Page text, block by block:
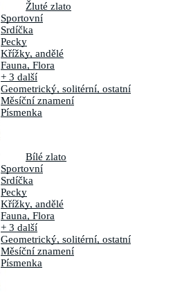
Žluté zlato
Sportovní
Srdíčka
Pecky
Křížky, andělé
Fauna, Flora
+ 3 další
Geometrický, solitérní, ostatní
Měsíční znamení
Písmenka
Bílé zlato
Sportovní
Srdíčka
Pecky
Křížky, andělé
Fauna, Flora
+ 3 další
Geometrický, solitérní, ostatní
Měsíční znamení
Písmenka